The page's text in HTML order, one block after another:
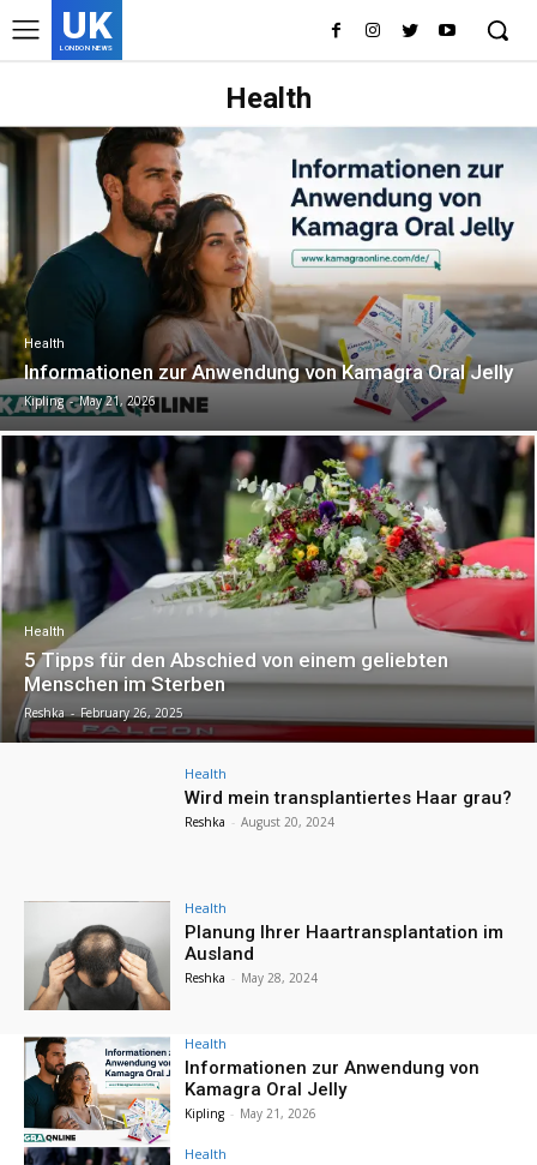
UK
LONDON NEWS
Health
Health
Informationen zur Anwendung von Kamagra Oral Jelly
Kipling - May 21, 2026
Health
5 Tipps für den Abschied von einem geliebten
Menschen im Sterben
Reshka - February 26, 2025
Health
Wird mein transplantiertes Haar grau?
Reshka - August 20, 2024
Health
Planung Ihrer Haartransplantation im
Ausland
Reshka - May 28, 2024
Health
Informationen zur Anwendung von
Kamagra Oral Jelly
Kipling - May 21, 2026
Health